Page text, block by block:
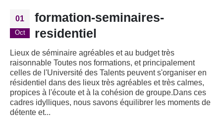
01
Oct
formation-seminaires-
residentiel
Lieux de séminaire agréables et au budget très
raisonnable Toutes nos formations, et principalement
celles de l'Université des Talents peuvent s'organiser en
résidentiel dans des lieux très agréables et très calmes,
propices à l'écoute et à la cohésion de groupe.Dans ces
cadres idylliques, nous savons équilibrer les moments de
détente et...